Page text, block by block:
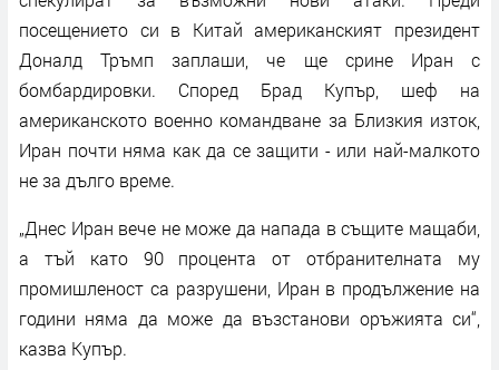
посещението си в Китай американският президент
Доналд Тръмп заплаши, че ще срине Иран с
бомбардировки. Според Брад Купър, шеф на
американското военно командване за Близкия изток,
Иран почти няма как да се защити - или най-малкото
не за дълго време.
„Днес Иран вече не може да напада в същите мащаби,
а тъй като 90 процента от отбранителната му
промишленост са разрушени, Иран в продължение на
години няма да може да възстанови оръжията си“,
казва Купър.